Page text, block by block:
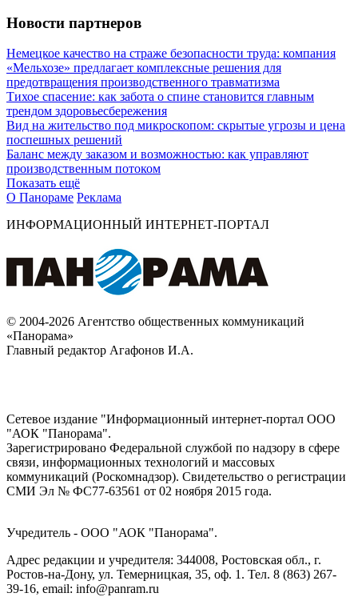
Новости партнеров
Немецкое качество на страже безопасности труда: компания
«Мельхозе» предлагает комплексные решения для
предотвращения производственного травматизма
Тихое спасение: как забота о спине становится главным
трендом здоровьесбережения
Вид на жительство под микроскопом: скрытые угрозы и цена
поспешных решений
Баланс между заказом и возможностью: как управляют
производственным потоком
Показать ещё
О Панораме Реклама
ИНФОРМАЦИОННЫЙ ИНТЕРНЕТ-ПОРТАЛ
© 2004-2026 Агентство общественных коммуникаций
«Панорама»
Главный редактор Агафонов И.А.
Сетевое издание "Информационный интернет-портал ООО
"АОК "Панорама".
Зарегистрировано Федеральной службой по надзору в сфере
связи, информационных технологий и массовых
коммуникаций (Роскомнадзор). Cвидетельство о регистрации
СМИ Эл № ФС77-63561 от 02 ноября 2015 года.
Учредитель - ООО "АОК "Панорама".
Адрес редакции и учредителя: 344008, Ростовская обл., г.
Ростов-на-Дону, ул. Темерницкая, 35, оф. 1. Тел. 8 (863) 267-
39-16, email: info@panram.ru